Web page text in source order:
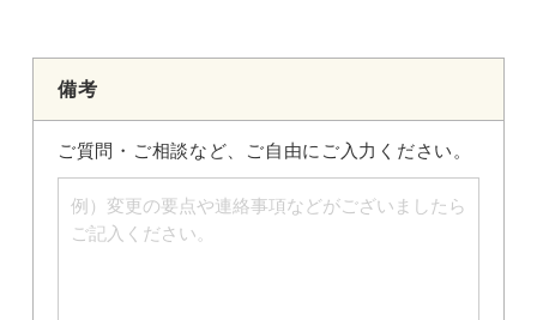
備考
ご質問・ご相談など、ご自由にご入力ください。